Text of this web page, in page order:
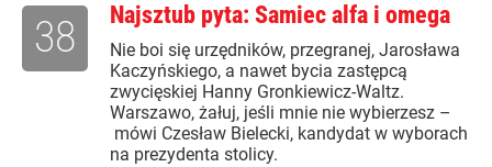
Najsztub pyta: Samiec alfa i omega
Nie boi się urzędników, przegranej, Jarosława
Kaczyńskiego, a nawet bycia zastępcą
zwycięskiej Hanny Gronkiewicz-Waltz.
Warszawo, żałuj, jeśli mnie nie wybierzesz –
mówi Czesław Bielecki, kandydat w wyborach
na prezydenta stolicy.
38